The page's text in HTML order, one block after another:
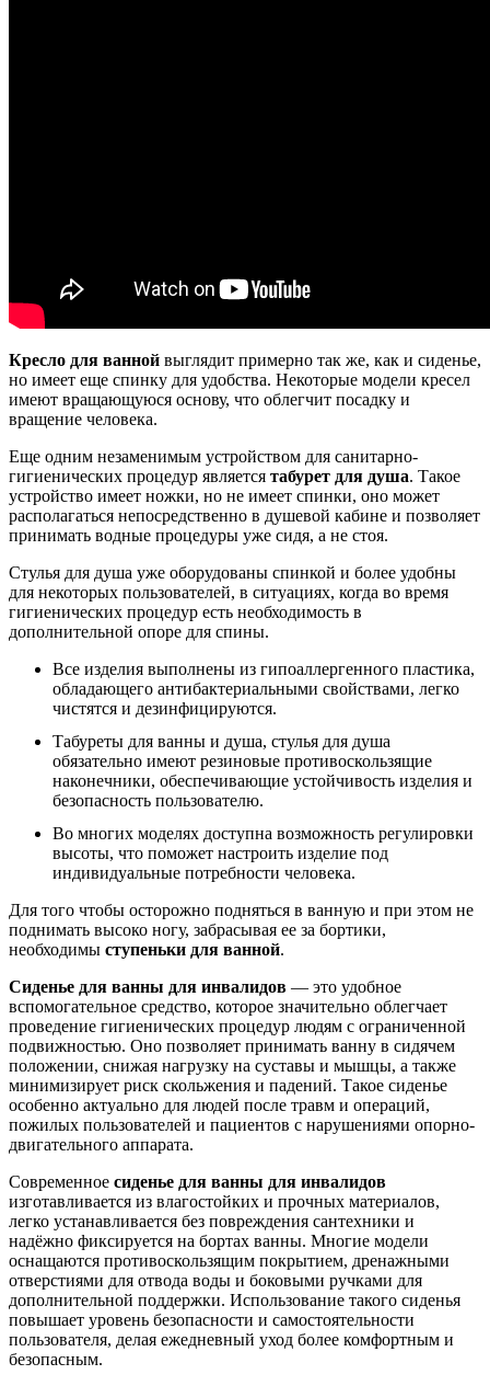
Кресло для ванной выглядит примерно так же, как и сиденье,
но имеет еще спинку для удобства. Некоторые модели кресел
имеют вращающуюся основу, что облегчит посадку и
вращение человека.
Еще одним незаменимым устройством для санитарно-
гигиенических процедур является табурет для душа. Такое
устройство имеет ножки, но не имеет спинки, оно может
располагаться непосредственно в душевой кабине и позволяет
принимать водные процедуры уже сидя, а не стоя.
Стулья для душа уже оборудованы спинкой и более удобны
для некоторых пользователей, в ситуациях, когда во время
гигиенических процедур есть необходимость в
дополнительной опоре для спины.
Все изделия выполнены из гипоаллергенного пластика,
обладающего антибактериальными свойствами, легко
чистятся и дезинфицируются.
Табуреты для ванны и душа, стулья для душа
обязательно имеют резиновые противоскользящие
наконечники, обеспечивающие устойчивость изделия и
безопасность пользователю.
Во многих моделях доступна возможность регулировки
высоты, что поможет настроить изделие под
индивидуальные потребности человека.
Для того чтобы осторожно подняться в ванную и при этом не
поднимать высоко ногу, забрасывая ее за бортики,
необходимы ступеньки для ванной.
Сиденье для ванны для инвалидов — это удобное
вспомогательное средство, которое значительно облегчает
проведение гигиенических процедур людям с ограниченной
подвижностью. Оно позволяет принимать ванну в сидячем
положении, снижая нагрузку на суставы и мышцы, а также
минимизирует риск скольжения и падений. Такое сиденье
особенно актуально для людей после травм и операций,
пожилых пользователей и пациентов с нарушениями опорно-
двигательного аппарата.
Современное сиденье для ванны для инвалидов
изготавливается из влагостойких и прочных материалов,
легко устанавливается без повреждения сантехники и
надёжно фиксируется на бортах ванны. Многие модели
оснащаются противоскользящим покрытием, дренажными
отверстиями для отвода воды и боковыми ручками для
дополнительной поддержки. Использование такого сиденья
повышает уровень безопасности и самостоятельности
пользователя, делая ежедневный уход более комфортным и
безопасным.